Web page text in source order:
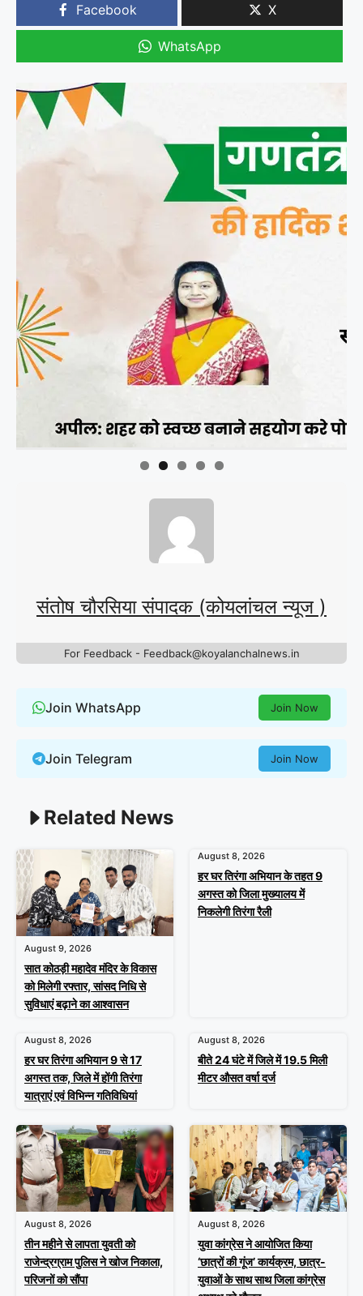
Facebook X
WhatsApp
संतोष चौरसिया संपादक (कोयलांचल न्यूज )
For Feedback - Feedback@koyalanchalnews.in
Join WhatsApp Join Now
Join Telegram Join Now
Related News
August 9, 2026
सात कोठड़ी महादेव मंदिर के विकास
को मिलेगी रफ्तार, सांसद निधि से
सुविधाएं बढ़ाने का आश्वासन
August 8, 2026
हर घर तिरंगा अभियान के तहत 9
अगस्त को जिला मुख्यालय में
निकलेगी तिरंगा रैली
August 8, 2026
हर घर तिरंगा अभियान 9 से 17
अगस्त तक, जिले में होंगी तिरंगा
यात्राएं एवं विभिन्न गतिविधियां
August 8, 2026
बीते 24 घंटे में जिले में 19.5 मिली
मीटर औसत वर्षा दर्ज
August 8, 2026
तीन महीने से लापता युवती को
राजेन्द्रग्राम पुलिस ने खोज निकाला,
परिजनों को सौंपा
August 8, 2026
युवा कांग्रेस ने आयोजित किया
‘छात्रों की गूंज’ कार्यक्रम, छात्र-
युवाओं के साथ साथ जिला कांग्रेस